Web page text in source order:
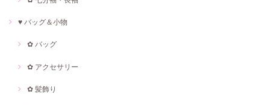
♥ バッグ＆小物
✿ バッグ
✿ アクセサリー
✿ 髪飾り